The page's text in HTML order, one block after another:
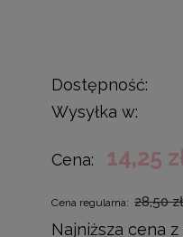
Dostępność:
Wysyłka w:
Cena: 14,25
Cena regularna: 28,50
Najniższa cena